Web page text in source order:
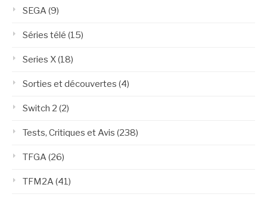
SEGA(9)
Séries télé (15)
Series X(18)
Sorties et découvertes (4)
Switch 2 (2)
Tests, Critiques et Avis (238)
TFGA(26)
TFM2A(41)